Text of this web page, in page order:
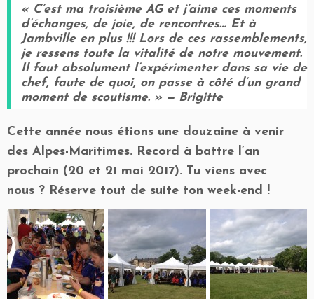
« C’est ma troisième AG et j’aime ces moments
d’échanges, de joie, de rencontres… Et à
Jambville en plus !!! Lors de ces rassemblements,
je ressens toute la vitalité de notre mouvement.
Il faut absolument l’expérimenter dans sa vie de
chef, faute de quoi, on passe à côté d’un grand
moment de scoutisme. » — Brigitte
Cette année nous étions une douzaine à venir
des Alpes-Maritimes. Record à battre l’an
prochain (20 et 21 mai 2017). Tu viens avec
nous ? Réserve tout de suite ton week-end !